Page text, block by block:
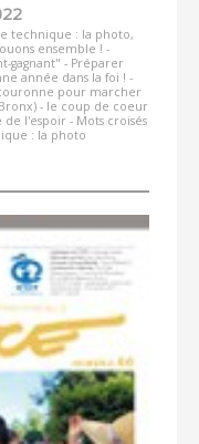
technique : la photo,
ensemble ! -
gagnant" - Préparer
année dans la foi ! -
pour marcher
- le coup de coeur
l'espoir - Mots croisés
: la photo